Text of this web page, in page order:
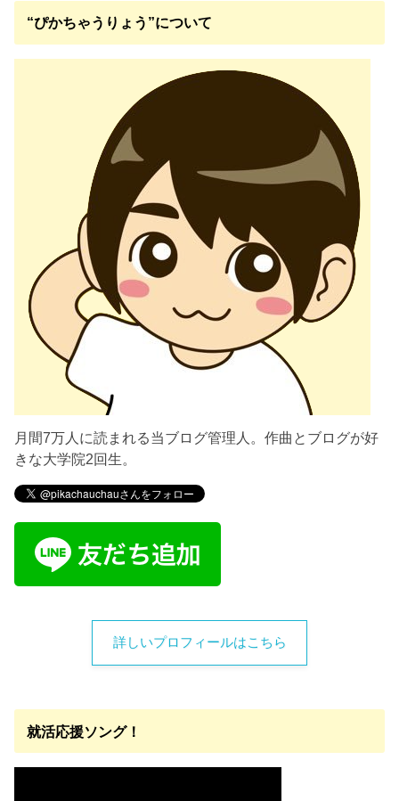
“ぴかちゃうりょう”について
月間7万人に読まれる当ブログ管理人。作曲とブログが好
きな大学院2回生。
詳しいプロフィールはこちら
就活応援ソング！